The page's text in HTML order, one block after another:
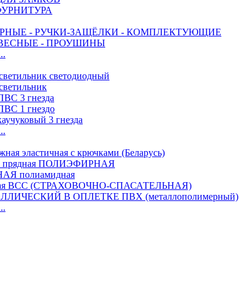
- РУЧКИ-ЗАЩЁЛКИ - КОМПЛЕКТУЮЩИЕ
- ПРОУШИНЫ
светодиодный
3 гнезда
1 гнездо
3 гнезда
эластичная с крючками (Беларусь)
прядная ПОЛИЭФИРНАЯ
полиамидная
ВСС (СТРАХОВОЧНО-СПАСАТЕЛЬНАЯ)
В ОПЛЕТКЕ ПВХ (металлополимерный)